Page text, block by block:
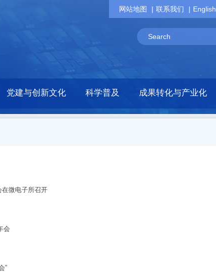
网站地图 联系我们 English
党建与创新文化 科学普及 成果转化与产业化
微电子所召开
会
”